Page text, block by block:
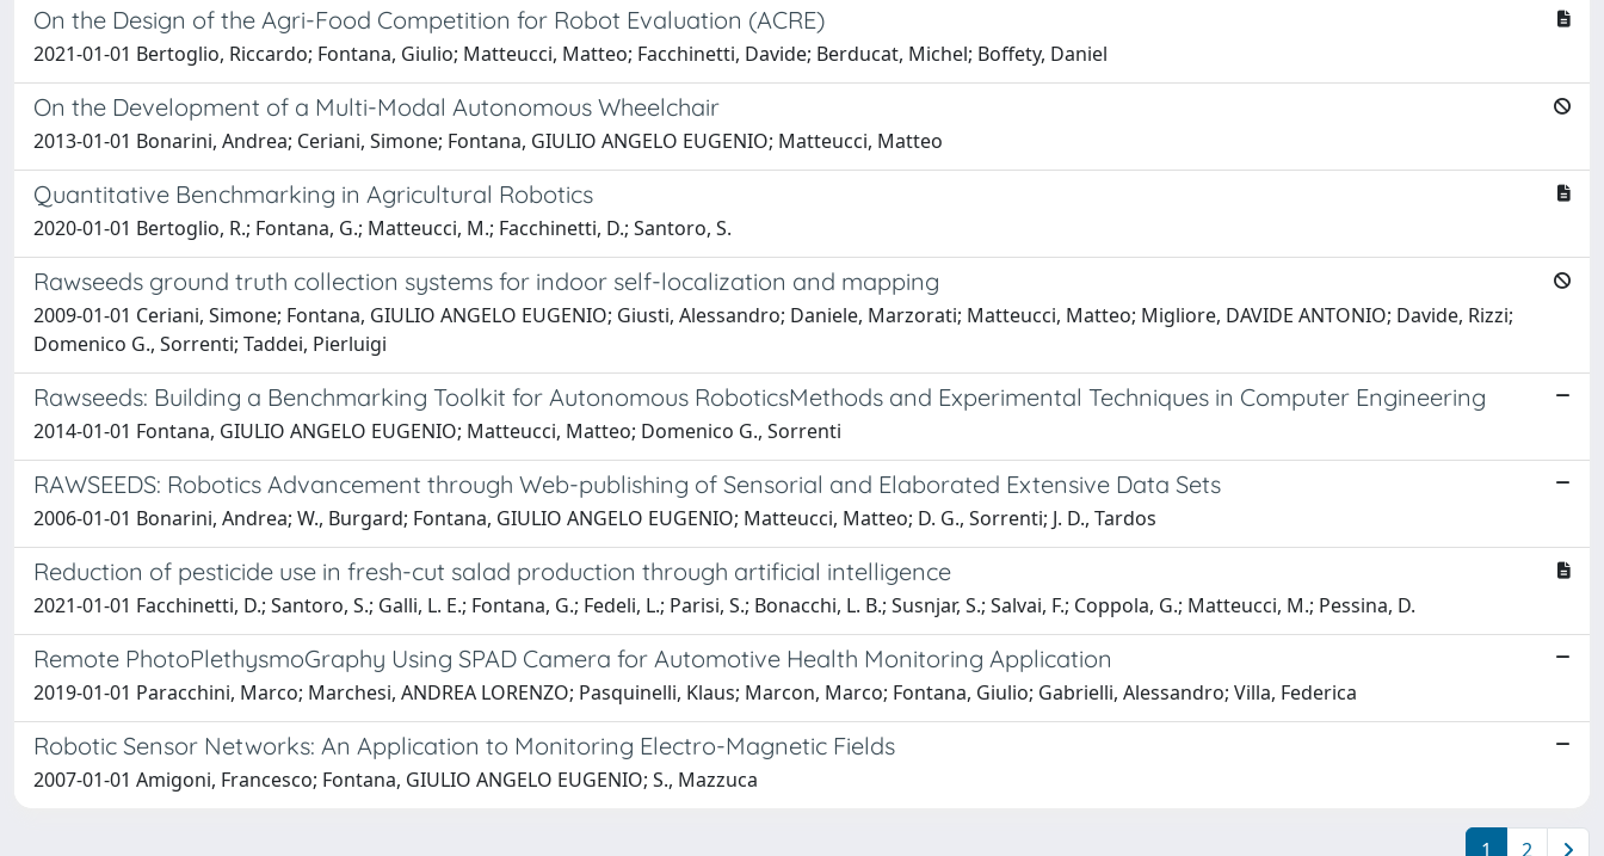
On the Design of the Agri-Food Competition for Robot Evaluation (ACRE)
2021-01-01 Bertoglio, Riccardo; Fontana, Giulio; Matteucci, Matteo; Facchinetti, Davide; Berducat, Michel; Boffety, Daniel
On the Development of a Multi-Modal Autonomous Wheelchair
2013-01-01 Bonarini, Andrea; Ceriani, Simone; Fontana, GIULIO ANGELO EUGENIO; Matteucci, Matteo
Quantitative Benchmarking in Agricultural Robotics
2020-01-01 Bertoglio, R.; Fontana, G.; Matteucci, M.; Facchinetti, D.; Santoro, S.
Rawseeds ground truth collection systems for indoor self-localization and mapping
2009-01-01 Ceriani, Simone; Fontana, GIULIO ANGELO EUGENIO; Giusti, Alessandro; Daniele, Marzorati; Matteucci, Matteo; Migliore, DAVIDE ANTONIO; Davide, Rizzi;
Domenico G., Sorrenti; Taddei, Pierluigi
Rawseeds: Building a Benchmarking Toolkit for Autonomous RoboticsMethods and Experimental Techniques in Computer Engineering
2014-01-01 Fontana, GIULIO ANGELO EUGENIO; Matteucci, Matteo; Domenico G., Sorrenti
RAWSEEDS: Robotics Advancement through Web-publishing of Sensorial and Elaborated Extensive Data Sets
2006-01-01 Bonarini, Andrea; W., Burgard; Fontana, GIULIO ANGELO EUGENIO; Matteucci, Matteo; D. G., Sorrenti; J. D., Tardos
Reduction of pesticide use in fresh-cut salad production through artificial intelligence
2021-01-01 Facchinetti, D.; Santoro, S.; Galli, L. E.; Fontana, G.; Fedeli, L.; Parisi, S.; Bonacchi, L. B.; Susnjar, S.; Salvai, F.; Coppola, G.; Matteucci, M.; Pessina, D.
Remote PhotoPlethysmoGraphy Using SPAD Camera for Automotive Health Monitoring Application
2019-01-01 Paracchini, Marco; Marchesi, ANDREA LORENZO; Pasquinelli, Klaus; Marcon, Marco; Fontana, Giulio; Gabrielli, Alessandro; Villa, Federica
Robotic Sensor Networks: An Application to Monitoring Electro-Magnetic Fields
2007-01-01 Amigoni, Francesco; Fontana, GIULIO ANGELO EUGENIO; S., Mazzuca
1 2